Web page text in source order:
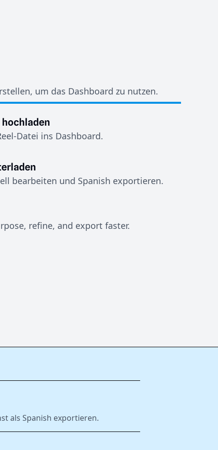
um das Dashboard zu nutzen.
hochladen
Datei ins Dashboard.
bearbeiten und Spanish exportieren.
refine, and export faster.
als Spanish exportieren.